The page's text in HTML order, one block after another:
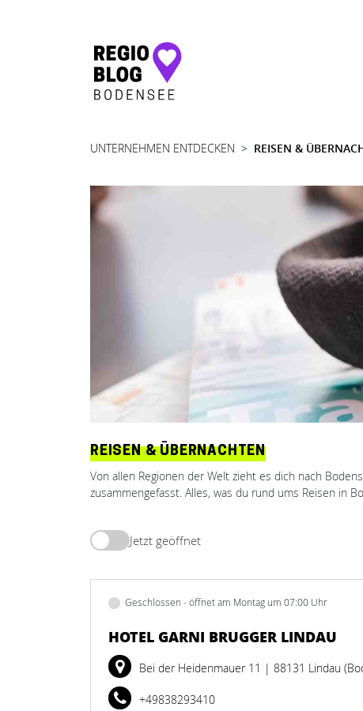
Hauptnavigation
UNTERNEHMEN ENTDECKEN REISEN &
REISEN & ÜBERNACHTEN
Von allen Regionen der Welt zieht es dich nach
zusammengefasst. Alles, was du rund ums Reisen in
Jetzt geöffnet
Geschlossen - öffnet am Montag um 07:00 Uhr
HOTEL GARNI BRUGGER LINDAU
Bei der Heidenmauer 11 | 88131 Lindau
+49838293410